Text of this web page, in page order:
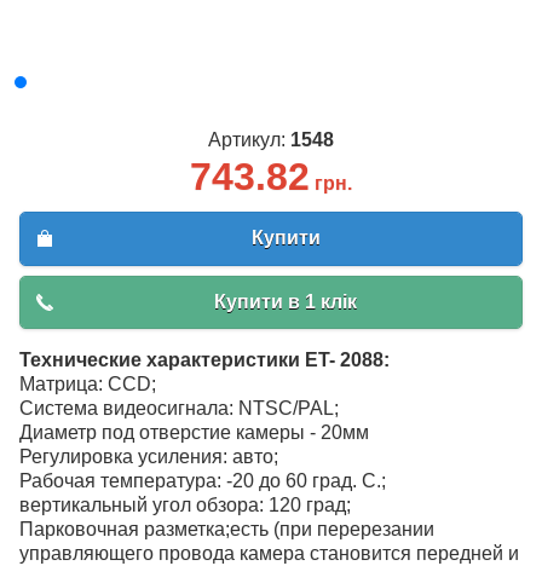
Артикул: 1548
743.82 грн.
Купити
Купити в 1 клік
Технические характеристики ET- 2088:
Матрица: CCD;
Система видеосигнала: NTSC/PAL;
Диаметр под отверстие камеры - 20мм
Регулировка усиления: авто;
Рабочая температура: -20 до 60 град. С.;
вертикальный угол обзора: 120 град;
Парковочная разметка;есть (при перерезании
управляющего провода камера становится передней и